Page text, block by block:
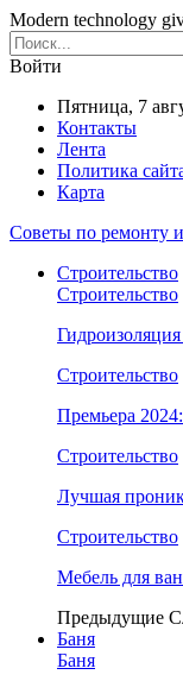
Modern technology
Войти
Пятница, 7
Контакты
Лента
Политика
Карта
Советы по ремонту и
Строительство
Строительство
Строительство
Премьера
Строительство
Лучшая
Строительство
Мебель для
Предыдущие
Баня
Баня